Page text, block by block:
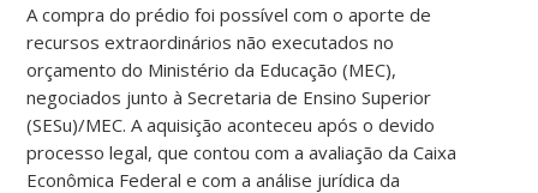
A compra do prédio foi possível com o aporte de
recursos extraordinários não executados no
orçamento do Ministério da Educação (MEC),
negociados junto à Secretaria de Ensino Superior
(SESu)/MEC. A aquisição aconteceu após o devido
processo legal, que contou com a avaliação da Caixa
Econômica Federal e com a análise jurídica da